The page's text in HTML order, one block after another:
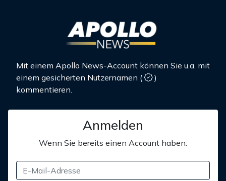
Mit einem Apollo News-Account können Sie u.a. mit
einem gesicherten Nutzernamen (
)
kommentieren.
Anmelden
Wenn Sie bereits einen Account haben: